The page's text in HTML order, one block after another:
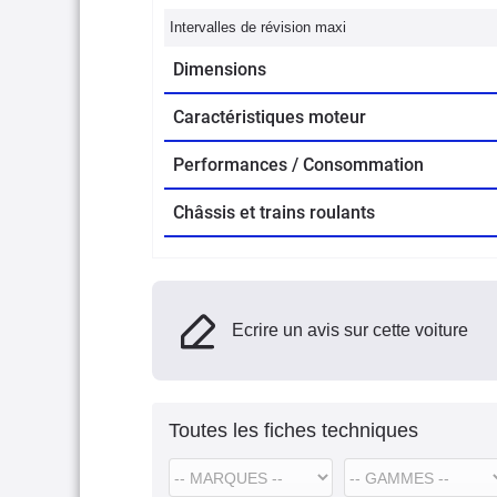
Intervalles de révision maxi
Dimensions
Caractéristiques moteur
Performances / Consommation
Châssis et trains roulants
Ecrire un avis sur cette voiture
Toutes les fiches techniques